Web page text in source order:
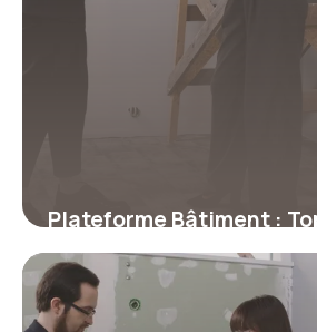
Plateforme Bâtiment :
2026
16 juillet 2026